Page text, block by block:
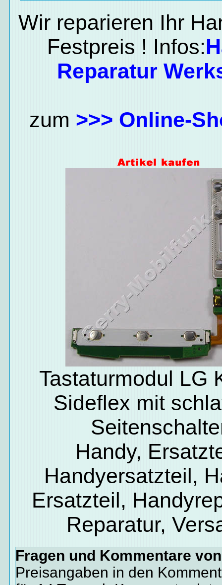
Wir reparieren Ihr
Festpreis ! Infos:
Reparatur
zum >>> Online-
Tastaturmodul LG
Sideflex mit
Handy,
Handyersatzteil,
Ersatzteil,
Reparatur,
Fragen und Kommentare
Preisangaben in den